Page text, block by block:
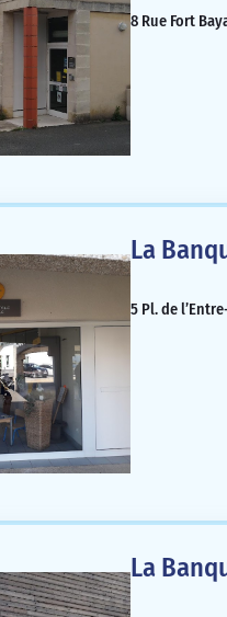
8 Rue Fort
La
5 Pl. de
La